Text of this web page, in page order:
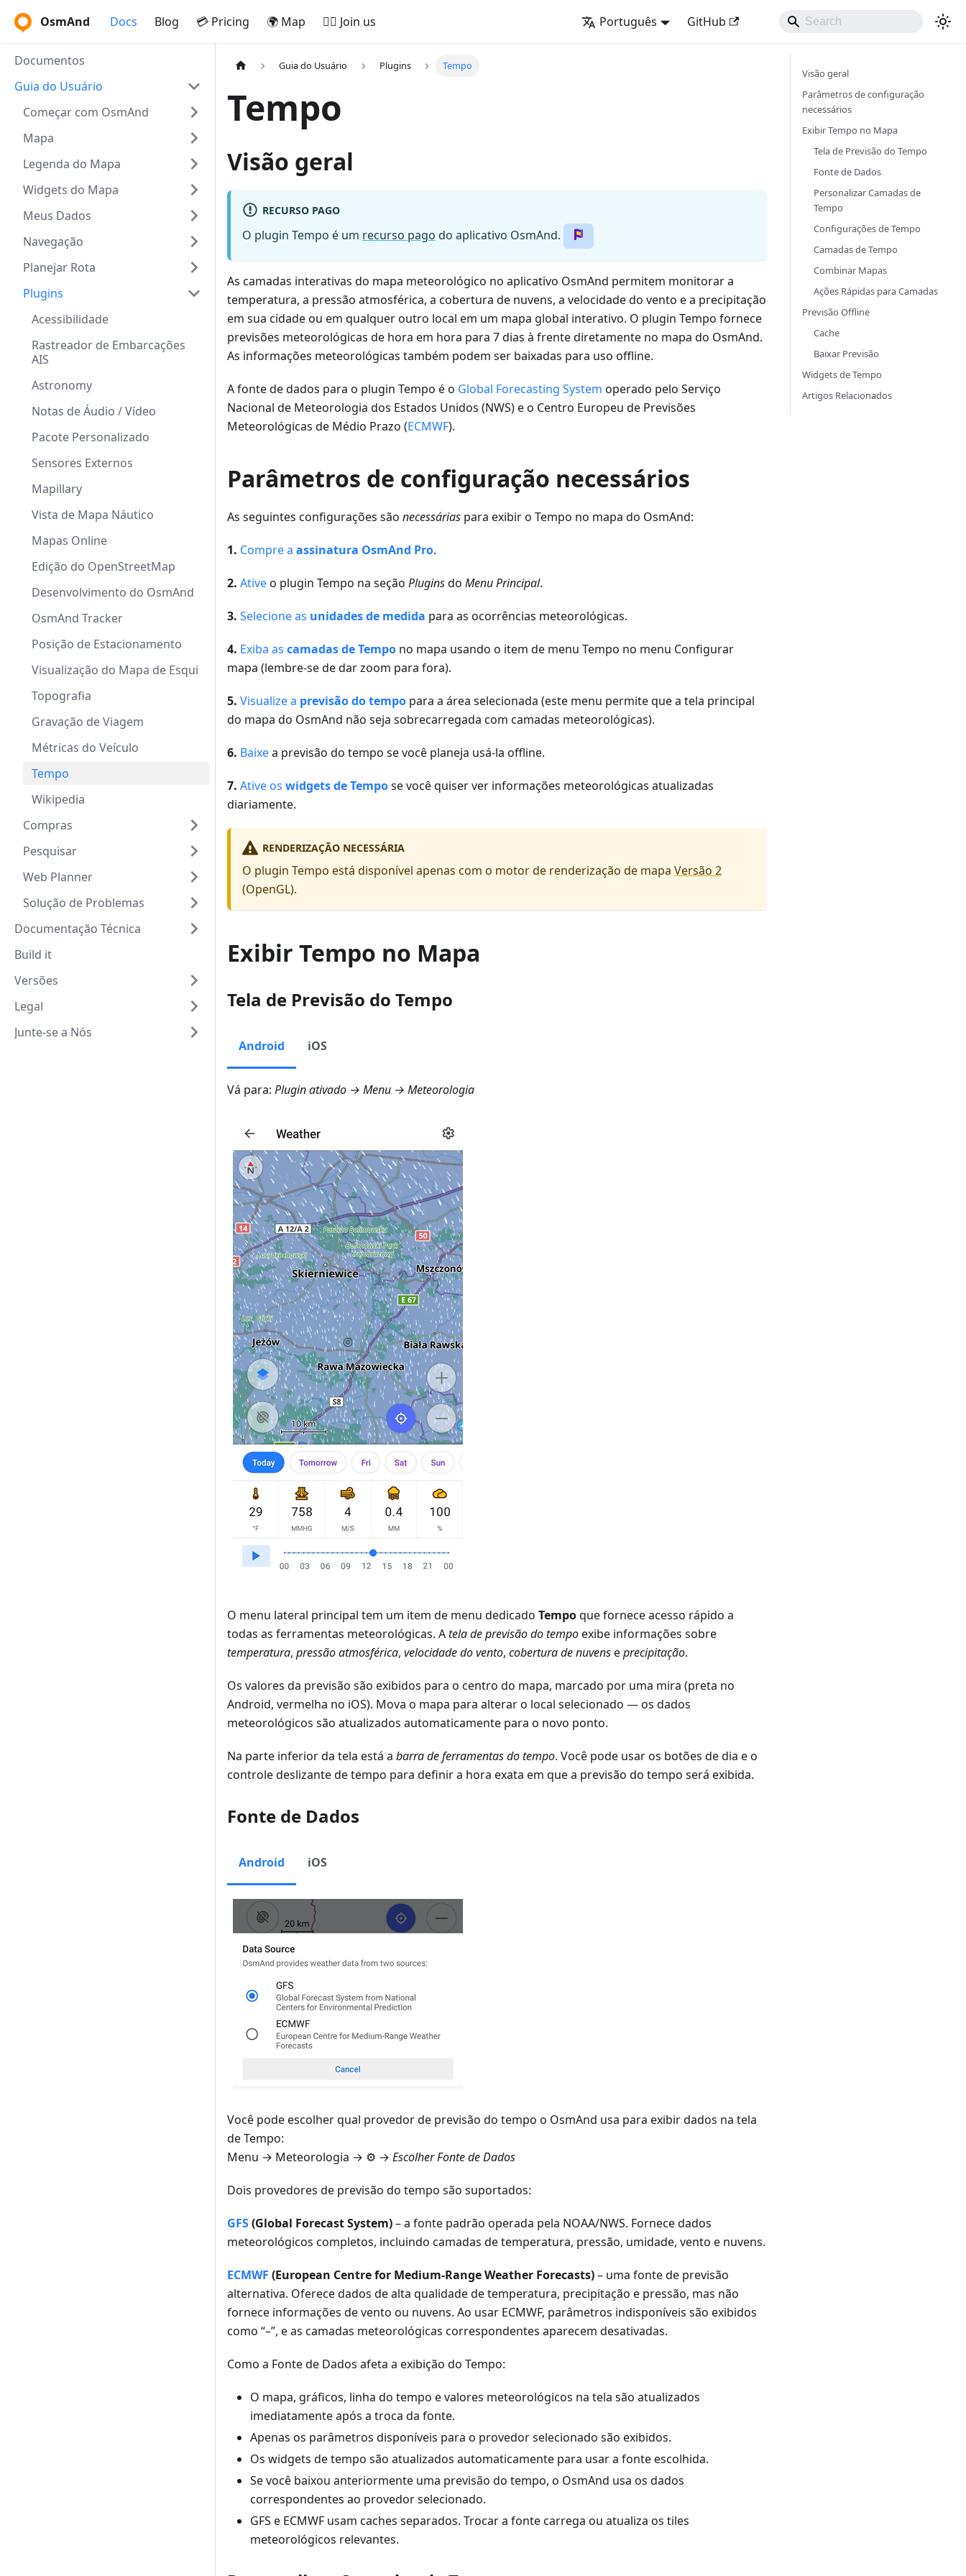
OsmAnd Docs Blog 💳 Pricing 🌍 Map 🚵‍♂️ Join us Português GitHub
Documentos
Guia do Usuário
Começar com OsmAnd
Mapa
Legenda do Mapa
Widgets do Mapa
Meus Dados
Navegação
Planejar Rota
Plugins
Acessibilidade
Rastreador de Embarcações
AIS
Astronomy
Notas de Áudio / Vídeo
Pacote Personalizado
Sensores Externos
Mapillary
Vista de Mapa Náutico
Mapas Online
Edição do OpenStreetMap
Desenvolvimento do OsmAnd
OsmAnd Tracker
Posição de Estacionamento
Visualização do Mapa de Esqui
Topografia
Gravação de Viagem
Métricas do Veículo
Tempo
Wikipedia
Compras
Pesquisar
Web Planner
Solução de Problemas
Documentação Técnica
Build it
Versões
Legal
Junte-se a Nós
Guia do Usuário Plugins Tempo
Tempo
Visão geral
RECURSO PAGO
O plugin Tempo é um recurso pago do aplicativo OsmAnd.
As camadas interativas do mapa meteorológico no aplicativo OsmAnd permitem monitorar a
temperatura, a pressão atmosférica, a cobertura de nuvens, a velocidade do vento e a precipitação
em sua cidade ou em qualquer outro local em um mapa global interativo. O plugin Tempo fornece
previsões meteorológicas de hora em hora para 7 dias à frente diretamente no mapa do OsmAnd.
As informações meteorológicas também podem ser baixadas para uso offline.
A fonte de dados para o plugin Tempo é o Global Forecasting System operado pelo Serviço
Nacional de Meteorologia dos Estados Unidos (NWS) e o Centro Europeu de Previsões
Meteorológicas de Médio Prazo (ECMWF).
Parâmetros de configuração necessários
As seguintes configurações são necessárias para exibir o Tempo no mapa do OsmAnd:
1. Compre a assinatura OsmAnd Pro.
2. Ativeo plugin Tempo na seção Pluginsdo Menu Principal.
3. Selecione as unidades de medida para as ocorrências meteorológicas.
4. Exiba as camadas de Tempo no mapa usando o item de menu Tempo no menu Configurar
mapa (lembre-se de dar zoom para fora).
5. Visualize a previsão do tempo para a área selecionada (este menu permite que a tela principal
do mapa do OsmAnd não seja sobrecarregada com camadas meteorológicas).
6. Baixea previsão do tempo se você planeja usá-la offline.
7. Ative os widgets de Tempose você quiser ver informações meteorológicas atualizadas
diariamente.
RENDERIZAÇÃO NECESSÁRIA
O plugin Tempo está disponível apenas com o motor de renderização de mapa Versão 2
(OpenGL).
Exibir Tempo no Mapa
Tela de Previsão do Tempo
Android iOS
Vá para: Plugin ativado → Menu → Meteorologia
O menu lateral principal tem um item de menu dedicado Tempoque fornece acesso rápido a
todas as ferramentas meteorológicas. Atela de previsão do tempoexibe informações sobre
temperatura, pressão atmosférica, velocidade do vento, cobertura de nuvenseprecipitação.
Os valores da previsão são exibidos para o centro do mapa, marcado por uma mira (preta no
Android, vermelha no iOS). Mova o mapa para alterar o local selecionado — os dados
meteorológicos são atualizados automaticamente para o novo ponto.
Na parte inferior da tela está a barra de ferramentas do tempo. Você pode usar os botões de dia e o
controle deslizante de tempo para definir a hora exata em que a previsão do tempo será exibida.
Fonte de Dados
Android iOS
Você pode escolher qual provedor de previsão do tempo o OsmAnd usa para exibir dados na tela
de Tempo:
Menu → Meteorologia → ⚙️ → Escolher Fonte de Dados
Dois provedores de previsão do tempo são suportados:
GFS(Global Forecast System)– a fonte padrão operada pela NOAA/NWS. Fornece dados
meteorológicos completos, incluindo camadas de temperatura, pressão, umidade, vento e nuvens.
ECMWF (European Centre for Medium-Range Weather Forecasts)– uma fonte de previsão
alternativa. Oferece dados de alta qualidade de temperatura, precipitação e pressão, mas não
fornece informações de vento ou nuvens. Ao usar ECMWF, parâmetros indisponíveis são exibidos
como “–”, e as camadas meteorológicas correspondentes aparecem desativadas.
Como a Fonte de Dados afeta a exibição do Tempo:
O mapa, gráficos, linha do tempo e valores meteorológicos na tela são atualizados
imediatamente após a troca da fonte.
Apenas os parâmetros disponíveis para o provedor selecionado são exibidos.
Os widgets de tempo são atualizados automaticamente para usar a fonte escolhida.
Se você baixou anteriormente uma previsão do tempo, o OsmAnd usa os dados
correspondentes ao provedor selecionado.
GFS e ECMWF usam caches separados. Trocar a fonte carrega ou atualiza os tiles
meteorológicos relevantes.
Visão geral
Parâmetros de configuração
necessários
Exibir Tempo no Mapa
Tela de Previsão do Tempo
Fonte de Dados
Personalizar Camadas de
Tempo
Configurações de Tempo
Camadas de Tempo
Combinar Mapas
Ações Rápidas para Camadas
Previsão Offline
Cache
Baixar Previsão
Widgets de Tempo
Artigos Relacionados